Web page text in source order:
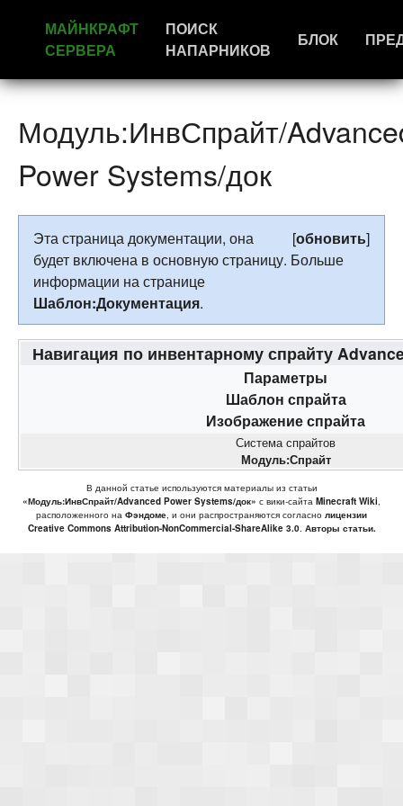
МАЙНКРАФТ
СЕРВЕРА
ПОИСК
НАПАРНИКОВ
БЛОК
Модуль:ИнвСпрайт/
Power Systems/док
[обновить]
Эта страница документации, она
будет включена в основную страницу. Больше
информации на странице
Шаблон:Документация.
Навигация по инвентарному спрайту
Параметры
Шаблон спрайта
Изображение спрайта
Система спрайтов
Модуль:Спрайт
В данной статье используются материалы из статьи
«Модуль:ИнвСпрайт/Advanced Power Systems/док» с вики-сайта Minecraft Wiki,
расположенного на Фэндоме, и они распространяются согласно лицензии
Creative Commons Attribution-NonCommercial-ShareAlike 3.0. Авторы статьи.